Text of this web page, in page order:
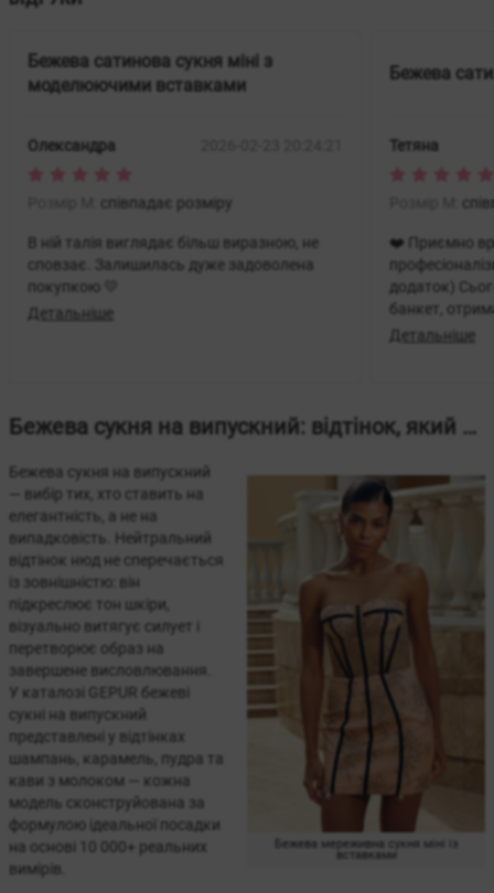
Бежева сатинова сукня міні з
моделюючими вставками
Олександра
співпадає розміру
В ній талія виглядає більш виразною, не
сповзає. Залишилась дуже задоволена
покупкою 💛
Детальніше
Бежева
Тетяна
❤️ Приємно
додаток)
банкет,
компліментів Сукня виглядала шикарно і
БРАВО!! А
пошиття
Детальніше
Бежева сукня на випускний: відтінок, який конструює впевненість
Бежева мереживна сукня міні із
вставками
Бежева сукня на випускний
— вибір тих, хто ставить на
елегантність, а не на
випадковість. Нейтральний
відтінок нюд не сперечається
із зовнішністю: він
підкреслює тон шкіри,
візуально витягує силует і
перетворює образ на
завершене висловлювання.
У каталозі GEPUR бежеві
сукні на випускний
представлені у відтінках
шампань, карамель, пудра та
кави з молоком — кожна
модель сконструйована за
формулою ідеальної посадки
на основі 10 000+ реальних
вимірів.